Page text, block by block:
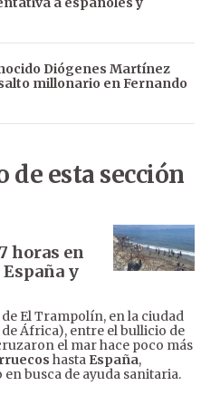
Diógenes Martínez
millonario en Fernando
de esta sección
horas en
y
El Trampolín, en la ciudad
África), entre el bullicio de
el mar hace poco más
hasta España,
busca de ayuda sanitaria.